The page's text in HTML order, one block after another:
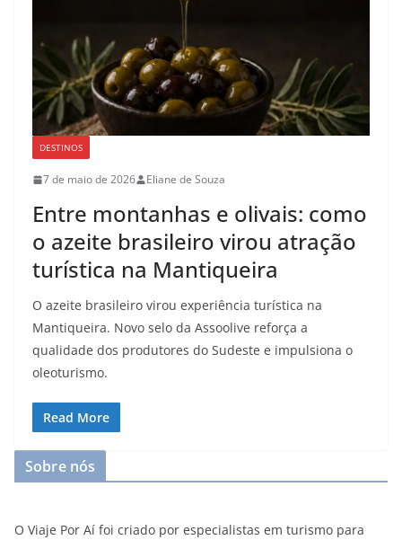
DESTINOS
7 de maio de 2026 Eliane de Souza
Entre montanhas e olivais: como
o azeite brasileiro virou atração
turística na Mantiqueira
O azeite brasileiro virou experiência turística na
Mantiqueira. Novo selo da Assoolive reforça a
qualidade dos produtores do Sudeste e impulsiona o
oleoturismo.
Read More
Sobre nós
O Viaje Por Aí foi criado por especialistas em turismo para